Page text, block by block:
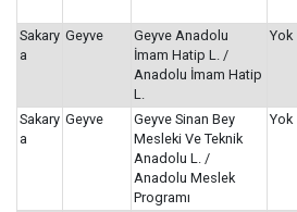
Sakary
a
Geyve
Geyve Anadolu
İmam Hatip L. /
Anadolu İmam Hatip
L.
Yok
Sakary
a
Geyve
Geyve Sinan Bey
Mesleki Ve Teknik
Anadolu L. /
Anadolu Meslek
Programı
Yok